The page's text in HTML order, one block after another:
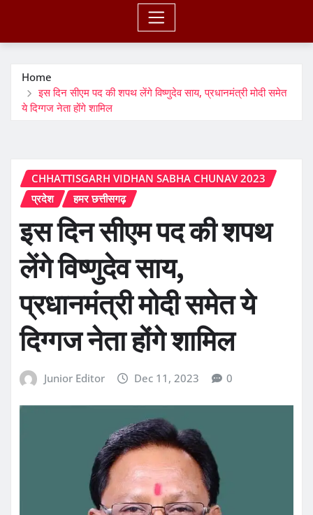
Home
इस दिन सीएम पद की शपथ लेंगे विष्णुदेव साय, प्रधानमंत्री मोदी समेत
ये दिग्गज नेता होंगे शामिल
CHHATTISGARH VIDHAN SABHA CHUNAV 2023
प्रदेश
हमर छत्तीसगढ़
इस दिन सीएम पद की शपथ
लेंगे विष्णुदेव साय,
प्रधानमंत्री मोदी समेत ये
दिग्गज नेता होंगे शामिल
Junior Editor Dec 11, 2023 0